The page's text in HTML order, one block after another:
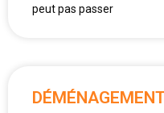
peut pas passer